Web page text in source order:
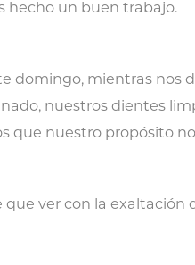
hecho un buen trabajo.
domingo, mientras nos
nuestros dientes
que nuestro propósito
que ver con la exaltación